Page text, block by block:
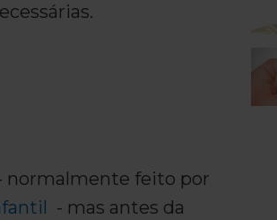
normalmente feito por
- mas antes da